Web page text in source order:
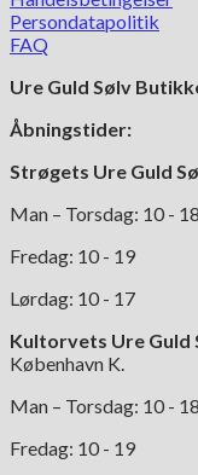
varianter.
Mulighederne
vælges
varesiden
Persondatapolitik
FAQ
Ure Guld Sølv
Åbningstider:
Strøgets Ure Guld
Man – Torsdag: 10 - 18
Fredag: 10 - 19
Lørdag: 10 - 17
Kultorvets Ure Guld
København K.
Man – Torsdag: 10 - 18
Fredag: 10 - 19